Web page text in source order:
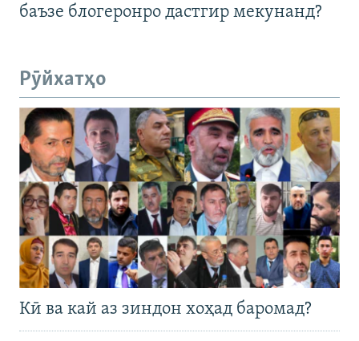
баъзе блогеронро дастгир мекунанд?
Рӯйхатҳо
Кӣ ва кай аз зиндон хоҳад баромад?